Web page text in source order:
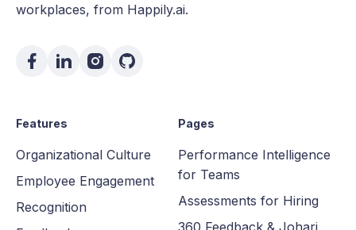
workplaces, from Happily.ai.
Features
Organizational Culture
Employee Engagement
Recognition
Pages
Performance Intelligence
for Teams
Assessments for Hiring
360 Feedback & Johari